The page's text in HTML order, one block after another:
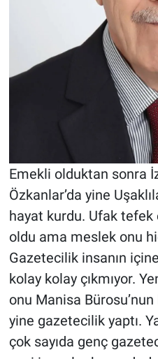
Emekli olduktan sonra
Özkanlar’da yine
hayat kurdu. Ufak
oldu ama meslek onu
Gazetecilik insanın
kolay kolay çıkmıyor.
onu Manisa
yine gazetecilik yaptı.
çok sayıda genç